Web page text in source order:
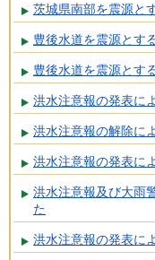
茨城県南部を震源と
豊後水道を震源とす
豊後水道を震源とす
洪水注意報の発表に
洪水注意報の解除に
洪水注意報の発表に
洪水注意報及び大雨
た
洪水注意報の発表に